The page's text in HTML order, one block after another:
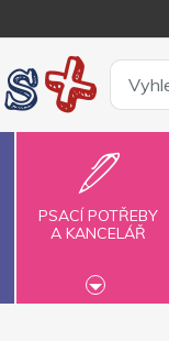
PSACÍ POTŘEBY
A KANCELÁŘ